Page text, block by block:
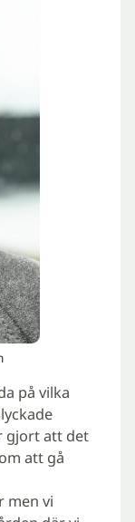
på vilka
gjort att det
att gå
men vi